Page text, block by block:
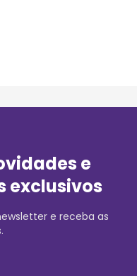
e
exclusivos
e receba as